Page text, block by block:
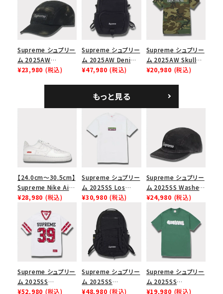
トコーテッド 2トーン
エスロゴ 6パネルキャ
ップ ブラック
Supreme シュプリー
ム 2025AW
Overdyed Camp
¥23,980 (税込)
Supreme シュプリー
ム 2025AW Denim
Backpack デニム バ
¥47,980 (税込)
Supreme シュプリー
ム 2025AW Skull
Tee スカル Tシャ
¥20,980 (税込)
もっと見る
【24.0cm～30.5cm】
Supreme Nike Air
Force 1 Low シュプ
ース１スニーカー シ
ューズ ホワイト
¥28,980 (税込)
Supreme シュプリー
ム 2025SS Los
Angeles Fire Relief
Box Logo Tee ファ
イヤーリリーフボック
スロゴTシャツ ホワ
イト 白
¥30,980 (税込)
Supreme シュプリー
ム 2025SS Washed
Chino Twill Camp
Cap ウォッシュチノツ
イルキャンプキャップ
ブラック 黒
¥24,980 (税込)
Supreme シュプリー
ム 2025SS
Bandana Football
¥52,980 (税込)
Supreme シュプリー
ム 2025SS
Backpack バックパッ
¥48,980 (税込)
Supreme シュプリー
ム 2025SS
Homerun Tee ホー
¥19,980 (税込)